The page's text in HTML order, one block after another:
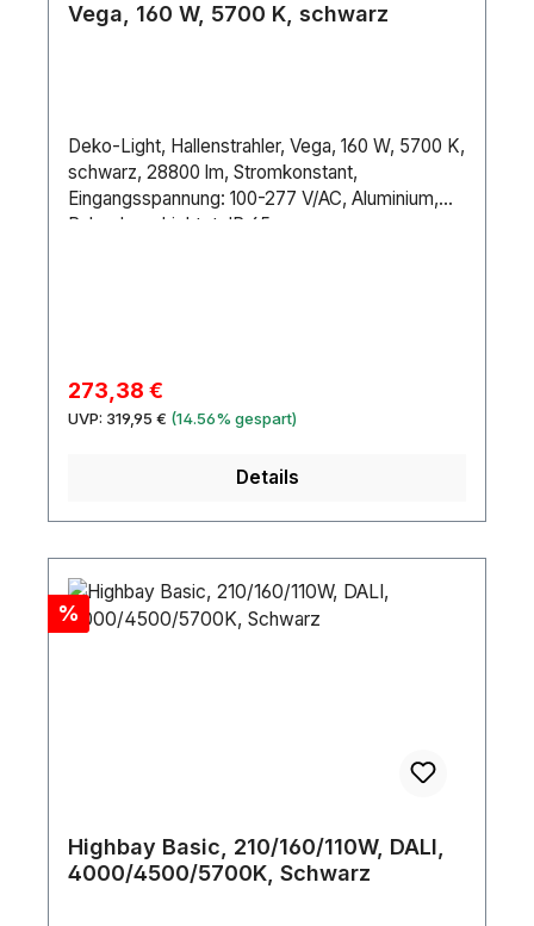
Vega, 160 W, 5700 K, schwarz
Deko-Light, Hallenstrahler, Vega, 160 W, 5700 K,
schwarz, 28800 lm, Stromkonstant,
Eingangsspannung: 100-277 V/AC, Aluminium,
Pulverbeschichtet, IP 65
Verkaufspreis:
273,38 €
UVP: Regulärer Preis:
319,95 € (14.56% gespart)
Details
Rabatt
%
Highbay Basic, 210/160/110W, DALI,
4000/4500/5700K, Schwarz